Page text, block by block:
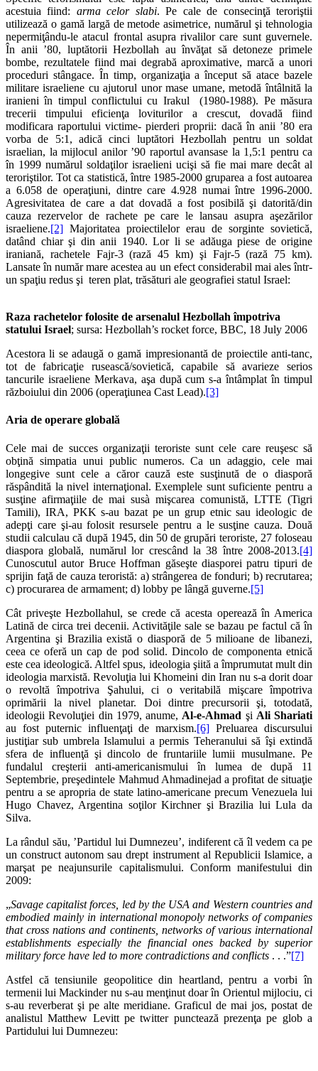
acestuia fiind: arma celor slabi. Pe cale de consecinţă teroriştii
utilizează o gamă largă de metode asimetrice, numărul şi tehnologia
nepermiţându-le atacul frontal asupra rivalilor care sunt guvernele.
În anii ’80, luptătorii Hezbollah au învăţat să detoneze primele
bombe, rezultatele fiind mai degrabă aproximative, marcă a unori
proceduri stângace. În timp, organizaţia a început să atace bazele
militare israeliene cu ajutorul unor mase umane, metodă întâlnită la
iranieni în timpul conflictului cu Irakul (1980-1988). Pe măsura
trecerii timpului eficienţa loviturilor a crescut, dovadă fiind
modificara raportului victime- pierderi proprii: dacă în anii ’80 era
vorba de 5:1, adică cinci luptători Hezbollah pentru un soldat
israelian, la mijlocul anilor ’90 raportul avansase la 1,5:1 pentru ca
în 1999 numărul soldaţilor israelieni ucişi să fie mai mare decât al
teroriştilor. Tot ca statistică, între 1985-2000 gruparea a fost autoarea
a 6.058 de operaţiuni, dintre care 4.928 numai între 1996-2000.
Agresivitatea de care a dat dovadă a fost posibilă şi datorită/din
cauza rezervelor de rachete pe care le lansau asupra aşezărilor
israeliene.[2] Majoritatea proiectilelor erau de sorginte sovietică,
datând chiar şi din anii 1940. Lor li se adăuga piese de origine
iraniană, rachetele Fajr-3 (rază 45 km) şi Fajr-5 (rază 75 km).
Lansate în număr mare acestea au un efect considerabil mai ales într-
un spaţiu redus şi teren plat, trăsături ale geografiei statul Israel:
Raza rachetelor folosite de arsenalul Hezbollah împotriva
statului Israel; sursa: Hezbollah’s rocket force, BBC, 18 July 2006
Acestora li se adaugă o gamă impresionantă de proiectile anti-tanc,
tot de fabricaţie rusească/sovietică, capabile să avarieze serios
tancurile israeliene Merkava, aşa după cum s-a întâmplat în timpul
războiului din 2006 (operaţiunea Cast Lead).[3]
Aria de operare globală
Cele mai de succes organizaţii teroriste sunt cele care reuşesc să
obţină simpatia unui public numeros. Ca un adaggio, cele mai
longegive sunt cele a căror cauză este susţinută de o diasporă
răspândită la nivel internaţional. Exemplele sunt suficiente pentru a
susţine afirmaţiile de mai susà mişcarea comunistă, LTTE (Tigri
Tamili), IRA, PKK s-au bazat pe un grup etnic sau ideologic de
adepţi care şi-au folosit resursele pentru a le susţine cauza. Două
studii calculau că după 1945, din 50 de grupări teroriste, 27 foloseau
diaspora globală, numărul lor crescând la 38 între 2008-2013.[4]
Cunoscutul autor Bruce Hoffman găseşte diasporei patru tipuri de
sprijin faţă de cauza teroristă: a) strângerea de fonduri; b) recrutarea;
c) procurarea de armament; d) lobby pe lângă guverne.[5]
Cât priveşte Hezbollahul, se crede că acesta operează în America
Latină de circa trei decenii. Activităţile sale se bazau pe factul că în
Argentina şi Brazilia există o diasporă de 5 milioane de libanezi,
ceea ce oferă un cap de pod solid. Dincolo de componenta etnică
este cea ideologică. Altfel spus, ideologia şiită a împrumutat mult din
ideologia marxistă. Revoluţia lui Khomeini din Iran nu s-a dorit doar
o revoltă împotriva Şahului, ci o veritabilă mişcare împotriva
oprimării la nivel planetar. Doi dintre precursorii şi, totodată,
ideologii Revoluţiei din 1979, anume, Al-e-Ahmad şi Ali Shariati
au fost puternic influenţaţi de marxism.[6] Preluarea discursului
justiţiar sub umbrela Islamului a permis Teheranului să îşi extindă
sfera de influenţă şi dincolo de fruntariile lumii musulmane. Pe
fundalul creşterii anti-americanismului în lumea de după 11
Septembrie, preşedintele Mahmud Ahmadinejad a profitat de situaţie
pentru a se apropria de state latino-americane precum Venezuela lui
Hugo Chavez, Argentina soţilor Kirchner şi Brazilia lui Lula da
Silva.
La rândul său, ’Partidul lui Dumnezeu’, indiferent că îl vedem ca pe
un construct autonom sau drept instrument al Republicii Islamice, a
marşat pe neajunsurile capitalismului. Conform manifestului din
2009:
„Savage capitalist forces, led by the USA and Western countries and
embodied mainly in international monopoly networks of companies
that cross nations and continents, networks of various international
establishments especially the financial ones backed by superior
military force have led to more contradictions and conflicts . . .”[7]
Astfel că tensiunile geopolitice din heartland, pentru a vorbi în
termenii lui Mackinder nu s-au menţinut doar în Orientul mijlociu, ci
s-au reverberat şi pe alte meridiane. Graficul de mai jos, postat de
analistul Matthew Levitt pe twitter punctează prezenţa pe glob a
Partidului lui Dumnezeu: